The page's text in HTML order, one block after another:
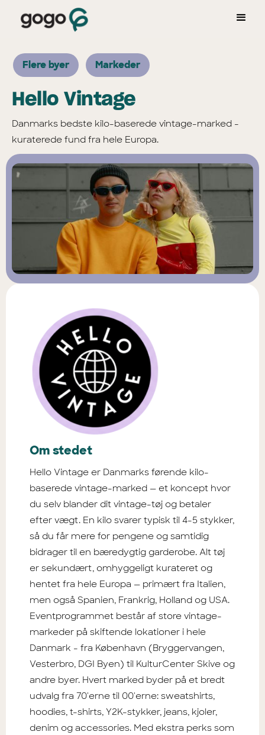
Flere byer Markeder
Hello Vintage
Danmarks bedste kilo-baserede vintage-marked -
kuraterede fund fra hele Europa.
Om stedet
Hello Vintage er Danmarks førende kilo-
baserede vintage-marked — et koncept hvor
du selv blander dit vintage-tøj og betaler
efter vægt. En kilo svarer typisk til 4-5 stykker,
så du får mere for pengene og samtidig
bidrager til en bæredygtig garderobe. Alt tøj
er sekundært, omhyggeligt kurateret og
hentet fra hele Europa — primært fra Italien,
men også Spanien, Frankrig, Holland og USA.
Eventprogrammet består af store vintage-
markeder på skiftende lokationer i hele
Danmark - fra København (Bryggervangen,
Vesterbro, DGI Byen) til KulturCenter Skive og
andre byer. Hvert marked byder på et bredt
udvalg fra 70'erne til 00'erne: sweatshirts,
hoodies, t-shirts, Y2K-stykker, jeans, kjoler,
denim og accessories. Med ekstra perks som